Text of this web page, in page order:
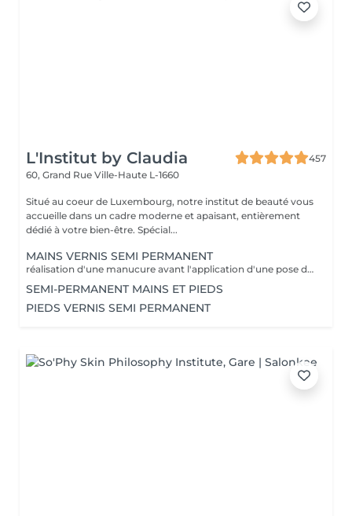
L'Institut by Claudia
457
60, Grand Rue Ville-Haute L-1660
Situé au coeur de Luxembourg, notre institut de beauté vous
accueille dans un cadre moderne et apaisant, entièrement
dédié à votre bien-être. Spécial...
MAINS VERNIS SEMI PERMANENT
réalisation d'une manucure avant l'application d'une pose de vernis semi permanent tenue entre 2-3 semaines un supplément sera calculé pour la réalisation d'une french ou décor
SEMI-PERMANENT MAINS ET PIEDS
PIEDS VERNIS SEMI PERMANENT